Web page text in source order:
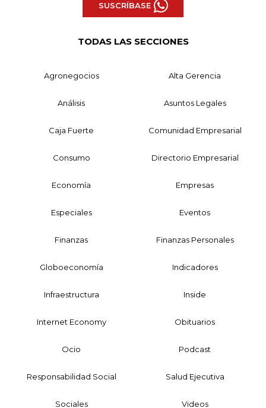
SUSCRÍBASE
TODAS LAS SECCIONES
Agronegocios Alta Gerencia
Análisis Asuntos Legales
Caja Fuerte Comunidad Empresarial
Consumo Directorio Empresarial
Economía Empresas
Especiales Eventos
Finanzas Finanzas Personales
Globoeconomía Indicadores
Infraestructura Inside
Internet Economy Obituarios
Ocio Podcast
Responsabilidad Social Salud Ejecutiva
Sociales Videos